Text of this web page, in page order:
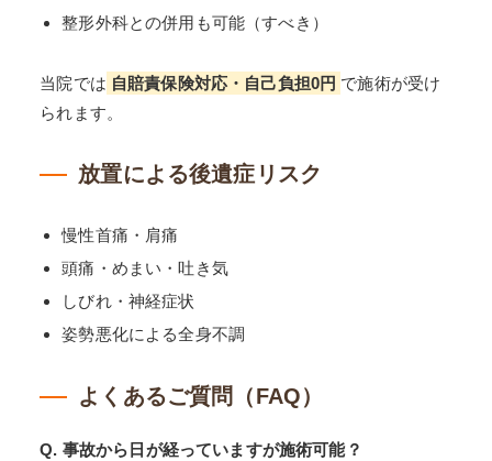
整形外科との併用も可能（すべき）
当院では 自賠責保険対応・自己負担0円 で施術が受け
られます。
放置による後遺症リスク
慢性首痛・肩痛
頭痛・めまい・吐き気
しびれ・神経症状
姿勢悪化による全身不調
よくあるご質問（FAQ）
Q. 事故から日が経っていますが施術可能？